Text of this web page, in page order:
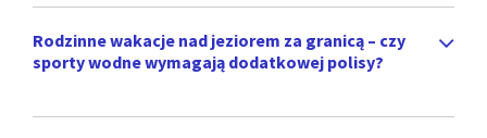
Rodzinne wakacje nad jeziorem za granicą – czy
sporty wodne wymagają dodatkowej polisy?